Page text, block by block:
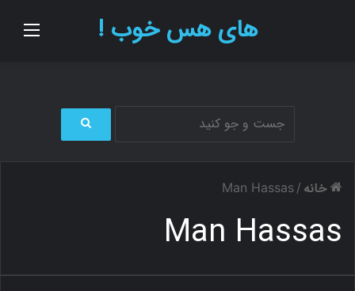
های هس خوب !
ج
ی
خانه /
Man Hassas
Man Hassas